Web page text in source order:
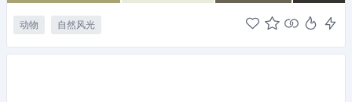
动物 自然风光